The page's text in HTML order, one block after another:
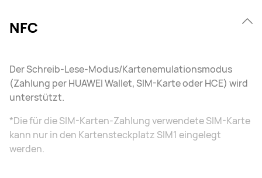
NFC
Der Schreib-Lese-Modus/Kartenemulationsmodus
(Zahlung per HUAWEI Wallet, SIM-Karte oder HCE) wird
unterstützt.
*Die für die SIM-Karten-Zahlung verwendete SIM-Karte
kann nur in den Kartensteckplatz SIM1 eingelegt
werden.